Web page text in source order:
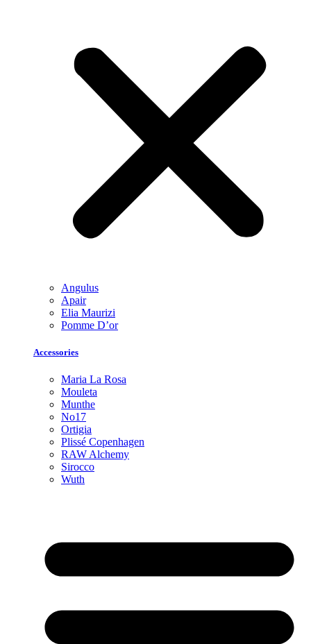
Angulus
Apair
Elia Maurizi
Pomme D’or
Accessories
Maria La Rosa
Mouleta
Munthe
No17
Ortigia
Plissé Copenhagen
RAW Alchemy
Sirocco
Wuth